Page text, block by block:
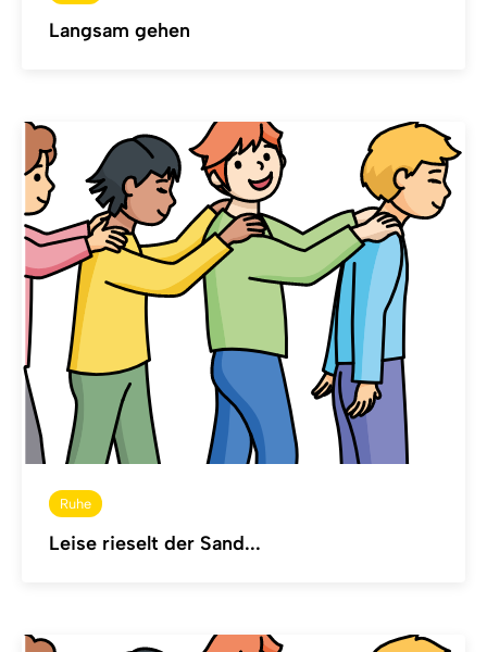
Langsam gehen
Ruhe
Leise rieselt der Sand...